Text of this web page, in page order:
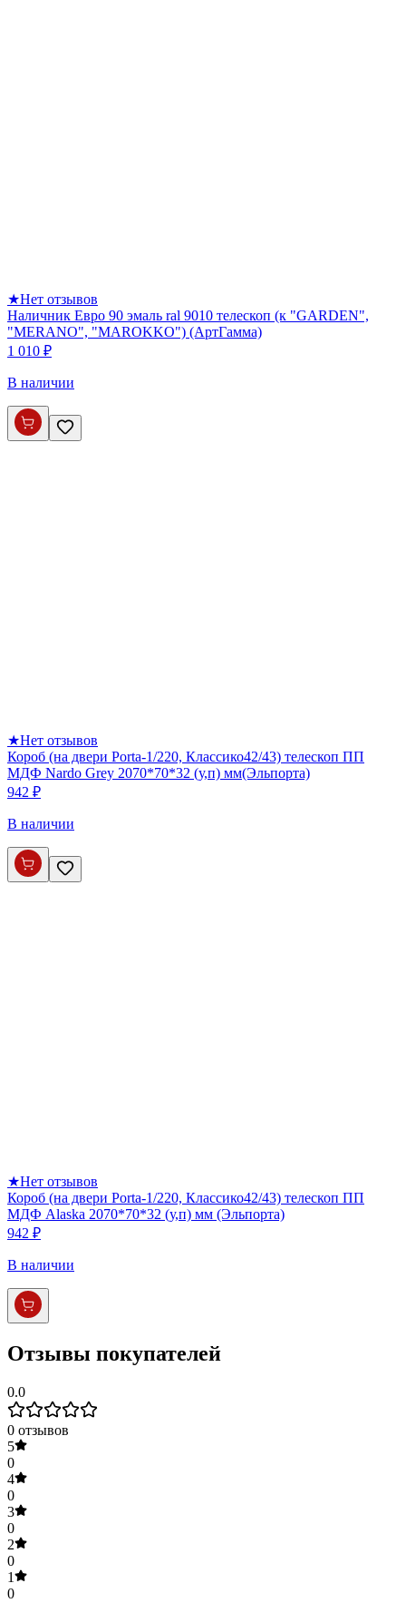
★Нет отзывов
Наличник Евро 90 эмаль ral 9010 телескоп (к "GARDEN",
"MERANO", "MAROKKO") (АртГамма)
1 010 ₽
В наличии
★Нет отзывов
Короб (на двери Porta-1/220, Классико42/43) телескоп ПП
МДФ Nardo Grey 2070*70*32 (у,п) мм(Эльпорта)
942 ₽
В наличии
★Нет отзывов
Короб (на двери Porta-1/220, Классико42/43) телескоп ПП
МДФ Alaska 2070*70*32 (у,п) мм (Эльпорта)
942 ₽
В наличии
Отзывы покупателей
0.0
0 отзывов
5
0
4
0
3
0
2
0
1
0